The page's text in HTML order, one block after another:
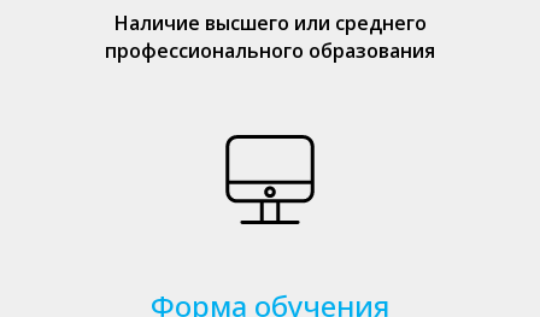
Наличие высшего или среднего
профессионального образования
Форма обучения